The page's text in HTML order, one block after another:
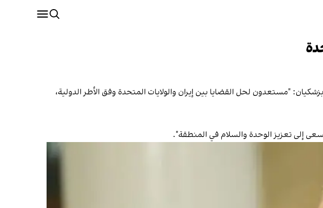
"مستعدون لحل القضايا بين إيران والولايات المتحدة وفق الأطر الدولية،
إلى تعزيز الوحدة والسلام في المنطقة".